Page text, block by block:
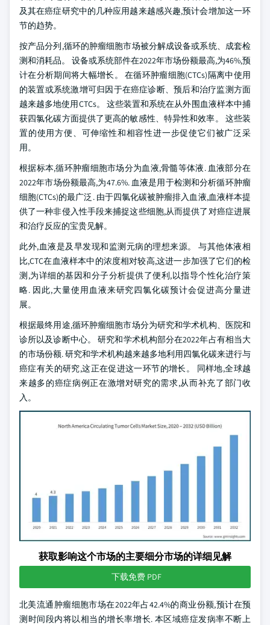
及其在癌症研究中的几种应用越来越感兴趣,预计会增加这一环
节的趋势。
按产品分列,循环的肿瘤细胞市场被分解成设备或系统、成套检
测和消耗品。 设备或系统部件在2022年市场份额最高,为46%,预
计在分析期间将大幅增长。 在循环肿瘤细胞(CTCs)隔离中使用
的装置或系统激增可归因于在癌症诊断、预后和治疗监测方面
越来越多地使用CTCs。 这些装置和系统在从外围血液样本中捕
获四氯化碳方面提供了更高的敏感性、特异性和效率。 这些装
置的使用方便、可伸缩性和相容性进一步促使它们被广泛采
用。
根据标本,循环肿瘤细胞市场分为血液,骨髓等体液. 血液部分在
2022年市场份额最高,为47.6%. 血液是用于检测和分析循环肿瘤
细胞(CTCs)的最广泛. 由于四氯化碳被肿瘤排入血液,血液样本提
供了一种非侵入性手段来捕捉这些细胞,从而提供了对癌症进展
和治疗反应的宝贵见解。
此外,血液是及早发现和监测元病的理想来源。 与其他体液相
比,CTC在血液样本中的浓度相对较高,这进一步加强了它们的检
测,为详细的基因和分子分析提供了便利,以指导个性化治疗策
略. 因此,大量使用血液来研究四氯化碳预计会促进高分量进
展。
根据最终用途,循环肿瘤细胞市场分为研究和学术机构、医院和
诊所以及诊断中心。 研究和学术机构部分在2022年占有相当大
的市场份额. 研究和学术机构越来越多地利用四氯化碳来进行与
癌症有关的研究,这正在促进这一环节的增长。 同样地,全球越
来越多的癌症病例正在激增对研究的需求,从而补充了部门收
入。
获取影响这个市场的主要细分市场的详细见解
下载免费 PDF
北美流通肿瘤细胞市场在2022年占42.4%的商业份额,预计在预
测时间段内将以相当的增长率增长. 本区域癌症发病率不断上